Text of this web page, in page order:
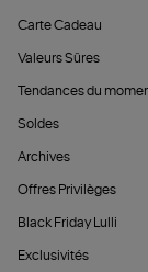
Carte Cadeau
Valeurs Sûres
Tendances du
Soldes
Archives
Offres Privilèges
Black Friday Lulli
Exclusivités